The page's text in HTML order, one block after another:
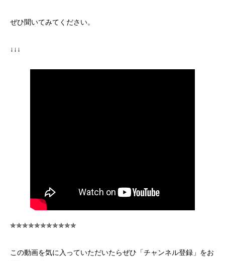
ぜひ聞いてみてください。
↓↓↓
✯✯✯✯✯✯✯✯✯✯✯
この動画を気に入っていただいたらぜひ「チャンネル登録」をお